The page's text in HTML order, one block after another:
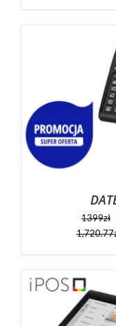
1399zł
1,720.77